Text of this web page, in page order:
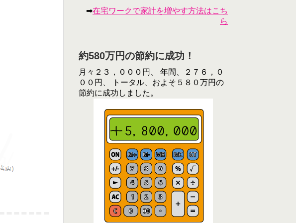
➡在宅ワークで家計を増やす方法はこち
ら
約580万円の節約に成功！
月々２３，０００円、 年間、２７６，０
００円、 トータル、およそ５８０万円の
節約に成功しました。